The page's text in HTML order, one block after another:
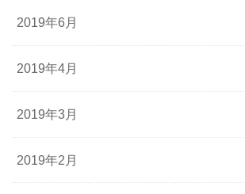
2019年6月
2019年4月
2019年3月
2019年2月